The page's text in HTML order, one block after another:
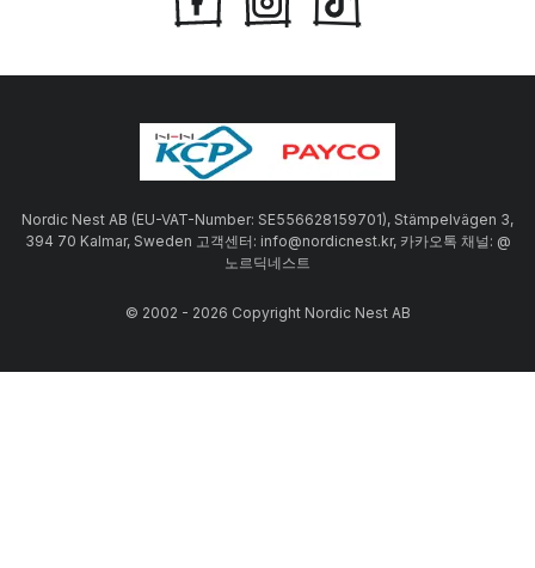
Nordic Nest AB (EU-VAT-Number: SE556628159701), Stämpelvägen 3,
394 70 Kalmar, Sweden 고객센터: info@nordicnest.kr, 카카오톡 채널: @
노르딕네스트
© 2002 - 2026 Copyright Nordic Nest AB